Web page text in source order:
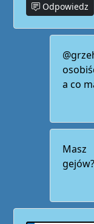
Odpowiedz
a co
gejów?